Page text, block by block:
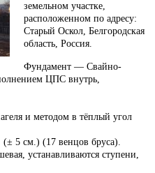
земельном участке,
расположенном по адресу:
Старый Оскол, Белгородская
область, Россия.
Фундамент — Свайно-
ЦПС внутрь,
и методом в тёплый угол
(± 5 см.) (17 венцов бруса).
устанавливаются ступени,